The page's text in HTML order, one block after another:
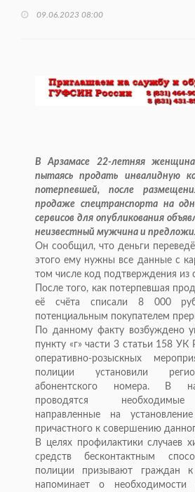
09.06.2023 08:00
В Арзамасе 22-летняя
пытаясь продать инвалидную
потерпевшей, после
продаже спецтранспорта на
сервисов для опубликования
неизвестный мужчина и
Он сообщил, что деньги
этого ему нужны все данные с
том числе код подтверждения из
После того, как потерпевшая
её счёта списали 8 000
потенциальным покупателем
По данному факту возбуждено
пункту «г» части 3 статьи 158
оперативно-розыскных
полиции установили
абонентского номера. В
проводятся
направленные на
причастного к совершению
В целях профилактики случаев
средств бесконтактным
полиции призывают граждан
напоминает о